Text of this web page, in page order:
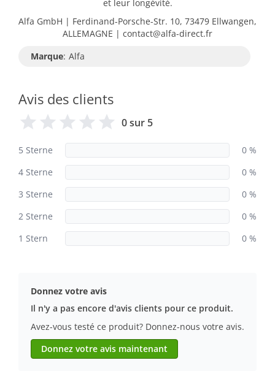
et leur longévité.
Alfa GmbH | Ferdinand-Porsche-Str. 10, 73479 Ellwangen,
ALLEMAGNE | contact@alfa-direct.fr
Marque: Alfa
Avis des clients
0 sur 5
5 Sterne
0 %
4 Sterne
0 %
3 Sterne
0 %
2 Sterne
0 %
1 Stern
0 %
Donnez votre avis
Il n'y a pas encore d'avis clients pour ce produit.
Avez-vous testé ce produit? Donnez-nous votre avis.
Donnez votre avis maintenant